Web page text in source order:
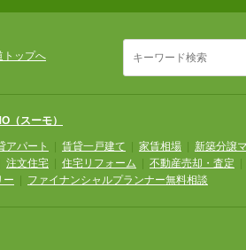
トップへ
（スーモ）
アパート 賃貸一戸建て 家賃相場
新築分譲
注文住宅 住宅リフォーム 不動産売却・査定
ー ファイナンシャルプランナー無料相談